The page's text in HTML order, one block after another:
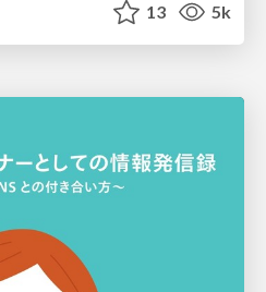
13 5k